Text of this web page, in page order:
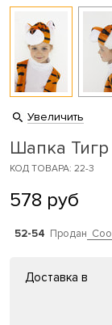
Увеличить
Шапка
КОД ТОВАРА: 22-3
578 руб
52-54 Продан
Доставка в